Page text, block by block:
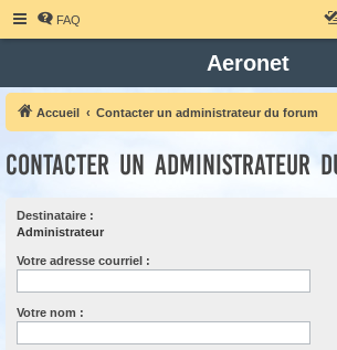
FAQ
Aeronet
Accueil Contacter un administrateur du forum
Contacter un administrateur
Destinataire :
Administrateur
Votre adresse courriel :
Votre nom :